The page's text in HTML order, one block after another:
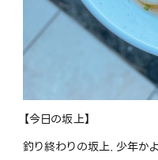
【今日の坂上】
釣り終わりの坂上．少年か